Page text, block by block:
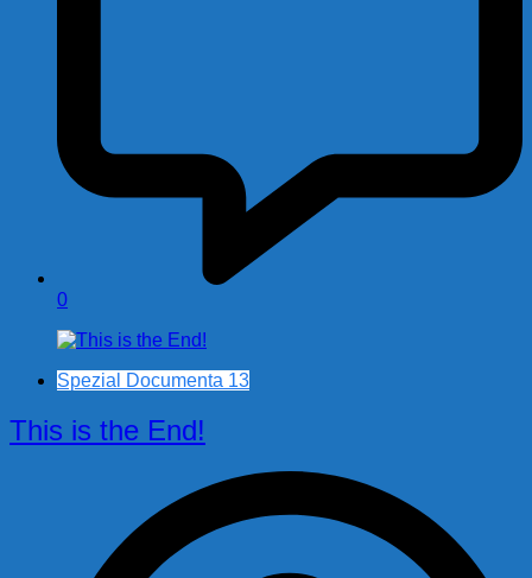
0
Spezial Documenta 13
This is the End!